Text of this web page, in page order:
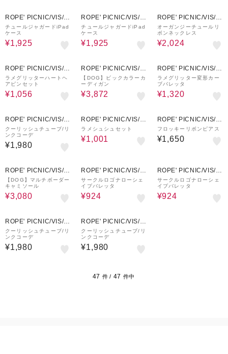
ROPE' PICNIC/VIS/J
UNRED
チュールジャガードiPad
ケース
¥1,925
ROPE' PICNIC/VIS/J
UNRED
チュールジャガードiPad
ケース
¥1,925
ROPE' PICNIC/VIS/J
UNRED
オーガンジーチュールリ
ボンネックレス
¥2,024
ROPE' PICNIC/VIS/J
UNRED
ラメグリッターハートヘ
アピンセット
¥1,056
ROPE' PICNIC/VIS/J
UNRED
【DOG】ビックカラーカ
ーディガン
¥3,872
ROPE' PICNIC/VIS/J
UNRED
ラメグリッター変形カー
ブバレッタ
¥1,320
ROPE' PICNIC/VIS/J
UNRED
クーリッシュチューブ/リ
ンクコーデ
¥1,980
ROPE' PICNIC/VIS/J
UNRED
ラメシュシュセット
¥1,001
ROPE' PICNIC/VIS/J
UNRED
フロッキーリボンピアス
¥1,650
ROPE' PICNIC/VIS/J
UNRED
【DOG】マルチボーダー
キャミソール
¥3,080
ROPE' PICNIC/VIS/J
UNRED
サークルロゴナローシェ
イプバレッタ
¥924
ROPE' PICNIC/VIS/J
UNRED
サークルロゴナローシェ
イプバレッタ
¥924
ROPE' PICNIC/VIS/J
UNRED
クーリッシュチューブ/リ
ンクコーデ
¥1,980
ROPE' PICNIC/VIS/J
UNRED
クーリッシュチューブ/リ
ンクコーデ
¥1,980
47 件 / 47 件中